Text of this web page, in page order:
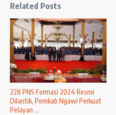
Related Posts
228 PNS Formasi 2024 Resmi
Dilantik, Pemkab Ngawi Perkuat
Pelayan ...